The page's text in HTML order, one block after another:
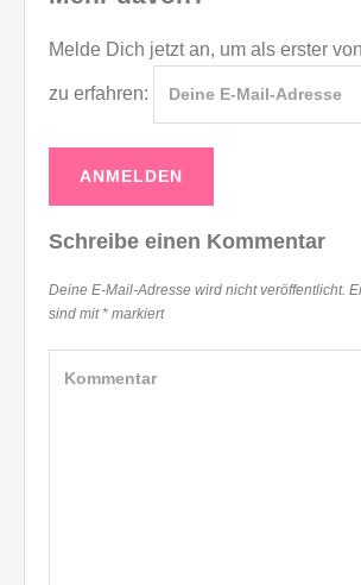
Melde Dich jetzt an, um als erster
zu erfahren:
Schreibe einen Kommentar
Deine E-Mail-Adresse wird nicht veröffentlicht.
sind mit * markiert